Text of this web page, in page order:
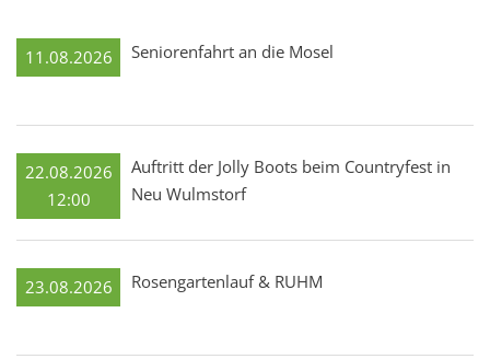
11.08.2026 Seniorenfahrt an die Mosel
22.08.2026
12:00
Auftritt der Jolly Boots beim Countryfest in
Neu Wulmstorf
23.08.2026 Rosengartenlauf & RUHM